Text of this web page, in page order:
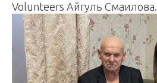
Volunteers Айгуль Смаилова.